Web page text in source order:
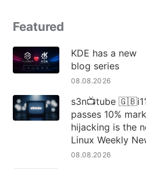
Featured
KDE has a new
blog series
08.08.2026
s3n📺tube
passes 10%
hijacking is the
Linux Weekly
08.08.2026